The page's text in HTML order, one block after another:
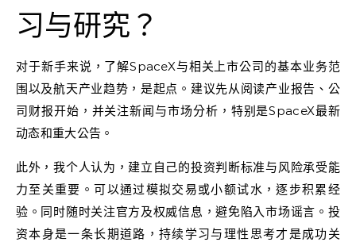
习与研究？
对于新手来说，了解SpaceX与相关上市公司的基本业务范
围以及航天产业趋势，是起点。建议先从阅读产业报告、公
司财报开始，并关注新闻与市场分析，特别是SpaceX最新
动态和重大公告。
此外，我个人认为，建立自己的投资判断标准与风险承受能
力至关重要。可以通过模拟交易或小额试水，逐步积累经
验。同时随时关注官方及权威信息，避免陷入市场谣言。投
资本身是一条长期道路，持续学习与理性思考才是成功关